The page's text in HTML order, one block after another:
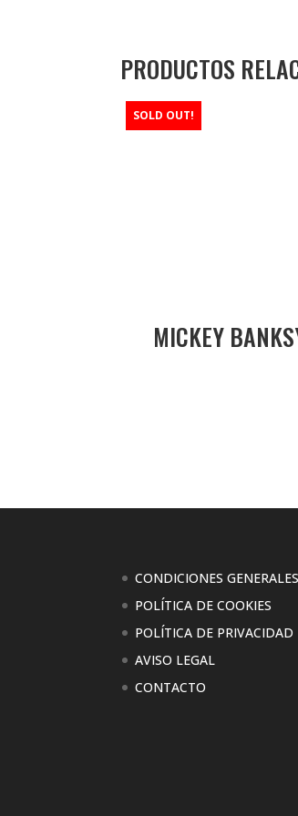
PRODUCTOS
SOLD OUT!
MICKEY
CONDICIONES
POLÍTICA DE COOKIES
POLÍTICA DE PRIVACIDAD
AVISO LEGAL
CONTACTO